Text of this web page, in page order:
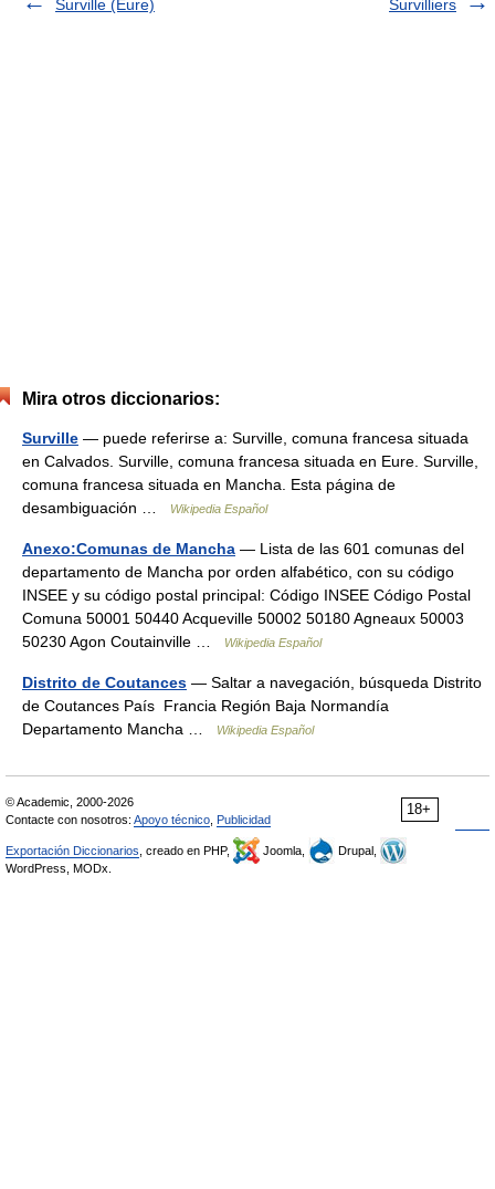
Surville (Eure)
Survilliers
Mira otros diccionarios:
Surville — puede referirse a: Surville, comuna francesa situada
en Calvados. Surville, comuna francesa situada en Eure. Surville,
comuna francesa situada en Mancha. Esta página de
desambiguación …
Wikipedia Español
Anexo:Comunas de Mancha — Lista de las 601 comunas del
departamento de Mancha por orden alfabético, con su código
INSEE y su código postal principal: Código INSEE Código Postal
Comuna 50001 50440 Acqueville 50002 50180 Agneaux 50003
50230 Agon Coutainville …
Wikipedia Español
Distrito de Coutances — Saltar a navegación, búsqueda Distrito
de Coutances País Francia Región Baja Normandía
Departamento Mancha …
Wikipedia Español
18+
© Academic, 2000-2026
Contacte con nosotros: Apoyo técnico Publicidad
Exportación Diccionarios , creado en PHP, Joomla,
Drupal,
WordPress, MODx.